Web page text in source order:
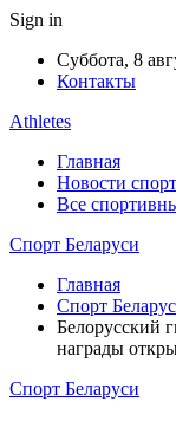
Sign in
Суббота, 8
Контакты
Athletes
Главная
Новости
Все
Спорт Беларуси
Главная
Спорт
Белорусский
награды
Спорт Беларуси